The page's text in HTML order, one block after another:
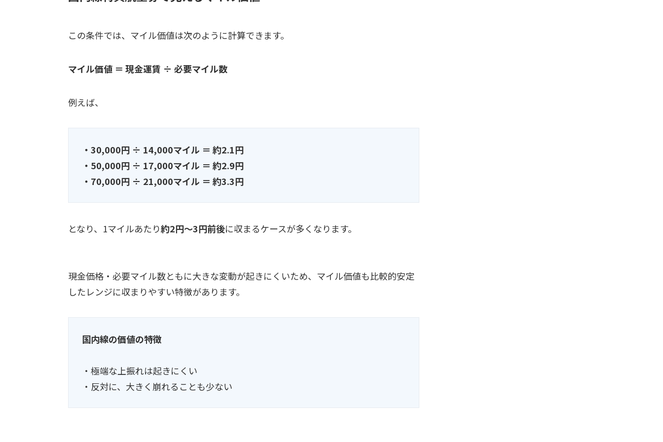
この条件では、マイル価値は次のように計算できます。
マイル価値 ＝ 現金運賃 ÷ 必要マイル数
例えば、
・30,000円 ÷ 14,000マイル ＝ 約2.1円
・50,000円 ÷ 17,000マイル ＝ 約2.9円
・70,000円 ÷ 21,000マイル ＝ 約3.3円
となり、1マイルあたり約2円〜3円前後に収まるケースが多くなります。
現金価格・必要マイル数ともに大きな変動が起きにくいため、マイル価値も比較的安定
したレンジに収まりやすい特徴があります。
国内線の価値の特徴
・極端な上振れは起きにくい
・反対に、大きく崩れることも少ない